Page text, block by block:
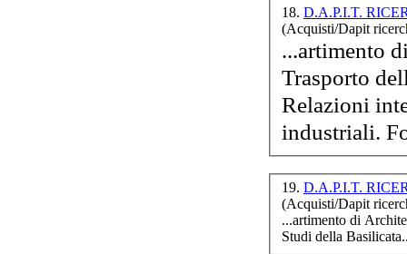
18. D.A.P.I.T.
(Acquisti/Dapit
...artimento
Trasporto
Relazioni
industriali.
19. D.A.P.I.T.
(Acquisti/Dapit
...artimento di
Studi della Basilicata